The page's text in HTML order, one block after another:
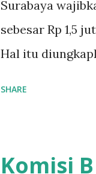
Surabaya
sebesar Rp 1,5
Hal itu
SHARE
Komisi